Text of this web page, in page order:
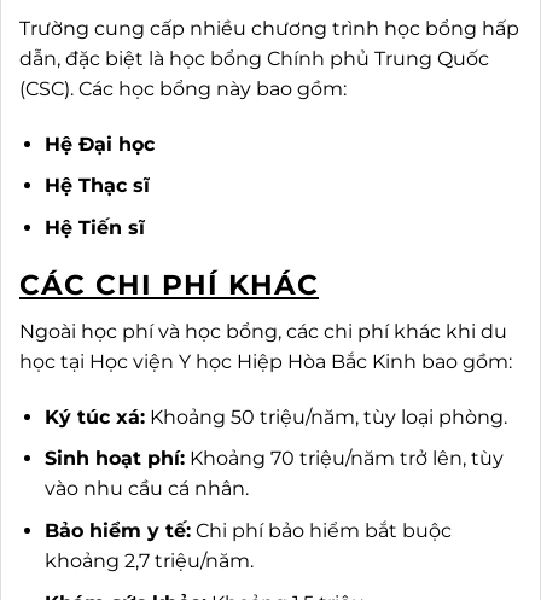
Trường cung cấp nhiều chương trình học bổng hấp
dẫn, đặc biệt là học bổng Chính phủ Trung Quốc
(CSC). Các học bổng này bao gồm:
Hệ Đại học
Hệ Thạc sĩ
Hệ Tiến sĩ
CÁC CHI PHÍ KHÁC
Ngoài học phí và học bổng, các chi phí khác khi du
học tại Học viện Y học Hiệp Hòa Bắc Kinh bao gồm:
Ký túc xá:Khoảng 50 triệu/năm, tùy loại phòng.
Sinh hoạt phí:Khoảng 70 triệu/năm trở lên, tùy
vào nhu cầu cá nhân.
Bảo hiểm y tế:Chi phí bảo hiểm bắt buộc
khoảng 2,7 triệu/năm.